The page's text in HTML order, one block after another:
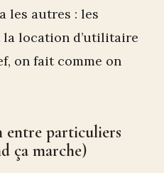
les autres : les
location d’utilitaire
on fait comme on
entre particuliers
ça marche)